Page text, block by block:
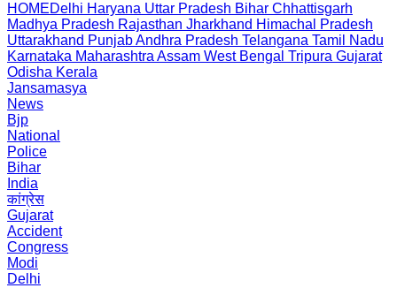
HOMEDelhi Haryana Uttar Pradesh Bihar Chhattisgarh
Madhya Pradesh Rajasthan Jharkhand Himachal Pradesh
Uttarakhand PunjabAndhra Pradesh Telangana Tamil Nadu
Karnataka Maharashtra Assam West Bengal Tripura Gujarat
Odisha Kerala
Jansamasya
News
Bjp
National
Police
Bihar
India
कांग्रेस
Gujarat
Accident
Congress
Modi
Delhi